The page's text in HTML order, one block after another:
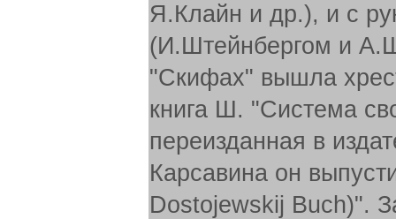
Я.Клайн и др.), и с
(И.Штейнбергом и
"Скифах" вышла
книга Ш. "Система
переизданная в
Карсавина он
Dostojewskij Buch)".